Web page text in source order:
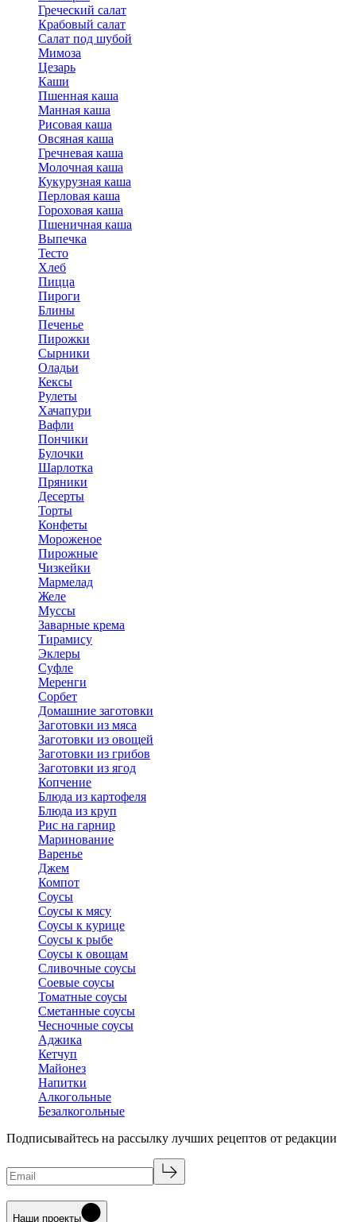
Греческий салат
Крабовый салат
Салат под шубой
Мимоза
Цезарь
Каши
Пшенная каша
Манная каша
Рисовая каша
Овсяная каша
Гречневая каша
Молочная каша
Кукурузная каша
Перловая каша
Гороховая каша
Пшеничная каша
Выпечка
Тесто
Хлеб
Пицца
Пироги
Блины
Печенье
Пирожки
Сырники
Оладьи
Кексы
Рулеты
Хачапури
Вафли
Пончики
Булочки
Шарлотка
Пряники
Десерты
Торты
Конфеты
Мороженое
Пирожные
Чизкейки
Мармелад
Желе
Муссы
Заварные крема
Тирамису
Эклеры
Суфле
Меренги
Сорбет
Домашние заготовки
Заготовки из мяса
Заготовки из овощей
Заготовки из грибов
Заготовки из ягод
Копчение
Блюда из картофеля
Блюда из круп
Рис на гарнир
Маринование
Варенье
Джем
Компот
Соусы
Соусы к мясу
Соусы к курице
Соусы к рыбе
Соусы к овощам
Сливочные соусы
Соевые соусы
Томатные соусы
Сметанные соусы
Чесночные соусы
Аджика
Кетчуп
Майонез
Напитки
Алкогольные
Безалкогольные
Подписывайтесь на рассылку лучших рецептов от редакции
Наши проекты